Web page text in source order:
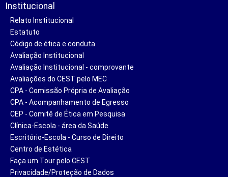
Institucional
Relato Institucional
Estatuto
Código de ética e conduta
Avaliação Institucional
Avaliação Institucional - comprovante
Avaliações do CEST pelo MEC
CPA - Comissão Própria de Avaliação
CPA - Acompanhamento de Egresso
CEP - Comitê de Ética em Pesquisa
Clínica-Escola - área da Saúde
Escritório-Escola - Curso de Direito
Centro de Estética
Faça um Tour pelo CEST
Privacidade/Proteção de Dados